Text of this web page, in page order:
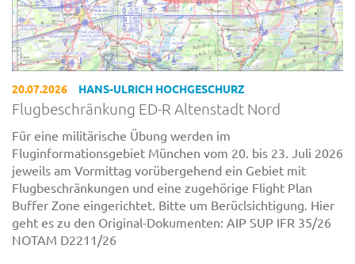
20.07.2026 HANS-ULRICH HOCHGESCHURZ
Flugbeschränkung ED-R Altenstadt Nord
Für eine militärische Übung werden im
Fluginformationsgebiet München vom 20. bis 23. Juli 2026
jeweils am Vormittag vorübergehend ein Gebiet mit
Flugbeschränkungen und eine zugehörige Flight Plan
Buffer Zone eingerichtet. Bitte um Berüclsichtigung. Hier
geht es zu den Original-Dokumenten: AIP SUP IFR 35/26
NOTAM D2211/26